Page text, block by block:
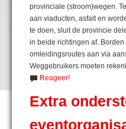
provinciale (stroom)wegen.
aan viaducten, asfalt en
te doen, sluit de provincie
in beide richtingen af.
omleidingsroutes aan via
Weggebruikers moeten
Reageer!
Extra